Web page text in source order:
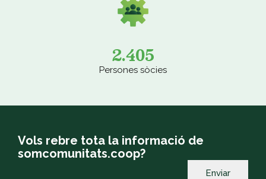
2.405
Persones sòcies
Vols rebre tota la informació de
somcomunitats.coop?